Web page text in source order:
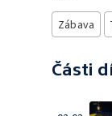
Zábava
Části